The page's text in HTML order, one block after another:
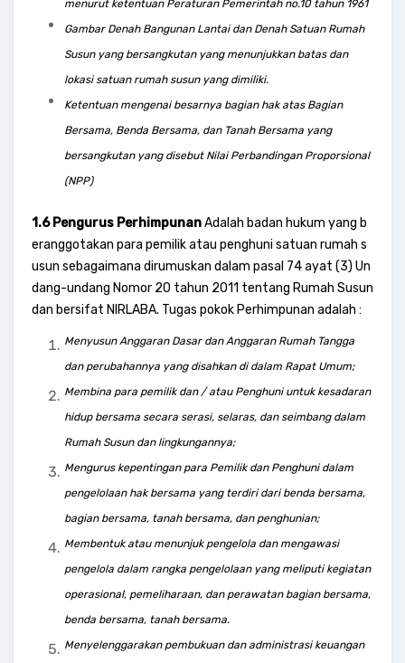
menurut ketentuan Peraturan Pemerintah no.10 tahun 1961
Gambar Denah Bangunan Lantai dan Denah Satuan Rumah
Susun yang bersangkutan yang menunjukkan batas dan
lokasi satuan rumah susun yang dimiliki.
Ketentuan mengenai besarnya bagian hak atas Bagian
Bersama, Benda Bersama, dan Tanah Bersama yang
bersangkutan yang disebut Nilai Perbandingan Proporsional
(NPP)
1.6 Pengurus PerhimpunanAdalah badan hukum yang b
eranggotakan para pemilik atau penghuni satuan rumah s
usun sebagaimana dirumuskan dalam pasal 74 ayat (3) Un
dang-undang Nomor 20 tahun 2011 tentang Rumah Susun
dan bersifat NIRLABA. Tugas pokok Perhimpunan adalah :
Menyusun Anggaran Dasar dan Anggaran Rumah Tangga
dan perubahannya yang disahkan di dalam Rapat Umum;
Membina para pemilik dan / atau Penghuni untuk kesadaran
hidup bersama secara serasi, selaras, dan seimbang dalam
Rumah Susun dan lingkungannya;
Mengurus kepentingan para Pemilik dan Penghuni dalam
pengelolaan hak bersama yang terdiri dari benda bersama,
bagian bersama, tanah bersama, dan penghunian;
Membentuk atau menunjuk pengelola dan mengawasi
pengelola dalam rangka pengelolaan yang meliputi kegiatan
operasional, pemeliharaan, dan perawatan bagian bersama,
benda bersama, tanah bersama.
Menyelenggarakan pembukuan dan administrasi keuangan